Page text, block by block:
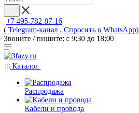
+7 495-782-87-16
( Telegram-канал , Спросить в WhatsApp)
Звоните / пишите: с 9:30 до 18:00
Каталог
Распродажа
Кабели и провода